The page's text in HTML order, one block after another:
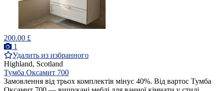
200.00 £
1
Удалить из избранного
Highland, Scotland
Тумба Оксамит 700
Замовлення від трьох комплектів мінус 40%. Від вартос Тумба